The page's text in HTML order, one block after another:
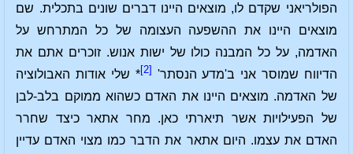
הפולריאני שקדם לו, מוצאים היינו דברים שונים בתכלית. שם
מוצאים היינו את ההשפעה העצומה של כל המתרחש על
האדמה, על כל המבנה כולו של ישות אנוש. זוכרים אתם את
הדיווח שמוסר אני ב'מדע הנסתר' [2]
* שלי אודות האבולוציה
של האדמה. מוצאים היינו את האדם כשהוא ממוקם בלב-לבן
של הפעילויות אשר תיארתי כאן. מחר אתאר כיצד שחרר
האדם את עצמו. היום אתאר את הדבר כמו מצוי האדם עדיין